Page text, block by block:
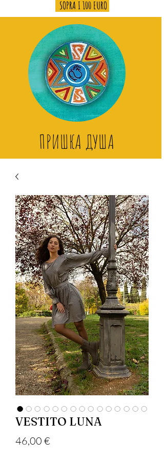
ПРИШКА ДУША
SOPRA I 100 EURO
VESTITO LUNA
46,00 €